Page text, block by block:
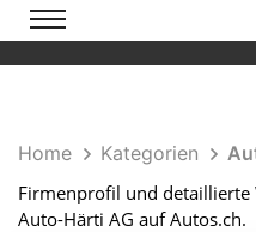
Home Kategorien
Firmenprofil und
Auto-Härti AG auf Autos.ch.